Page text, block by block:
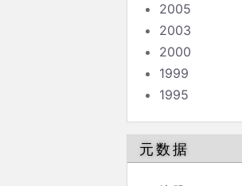
2005
2003
2000
1999
1995
元数据